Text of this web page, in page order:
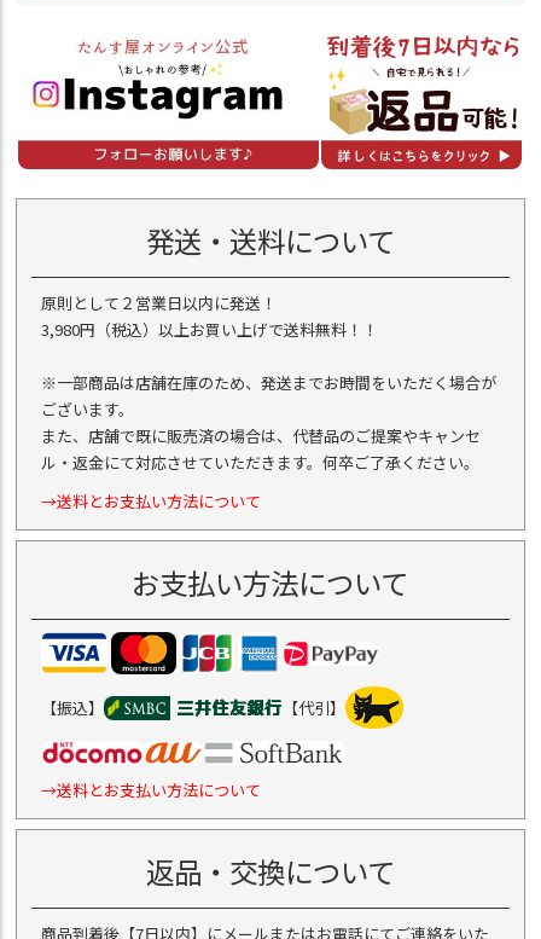
発送・送料について
原則として２営業日以内に発送！
3,980円（税込）以上お買い上げで送料無料！！
※一部商品は店舗在庫のため、発送までお時間をいただく場合が
ございます。
また、店舗で既に販売済の場合は、代替品のご提案やキャンセ
ル・返金にて対応させていただきます。何卒ご了承ください。
→送料とお支払い方法について
お支払い方法について
【振込】 【代引】
→送料とお支払い方法について
返品・交換について
商品到着後【7日以内】にメールまたはお電話にてご連絡をいた